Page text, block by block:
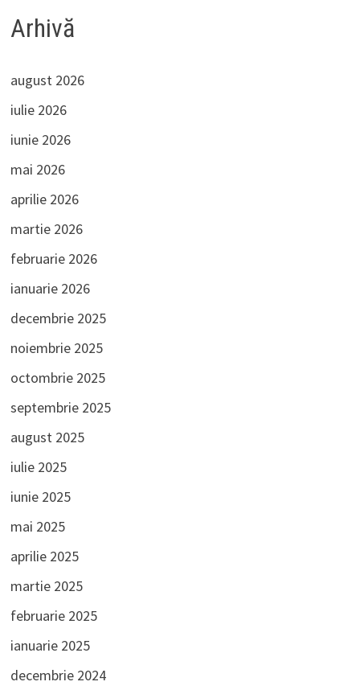
Arhivă
august 2026
iulie 2026
iunie 2026
mai 2026
aprilie 2026
martie 2026
februarie 2026
ianuarie 2026
decembrie 2025
noiembrie 2025
octombrie 2025
septembrie 2025
august 2025
iulie 2025
iunie 2025
mai 2025
aprilie 2025
martie 2025
februarie 2025
ianuarie 2025
decembrie 2024